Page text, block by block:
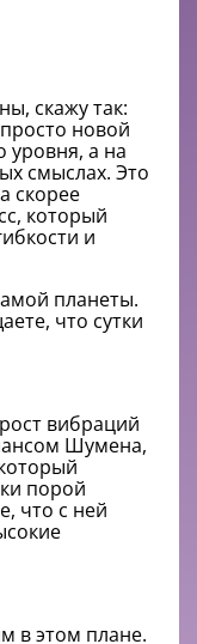
скажу так:
новой
уровня, а на
смыслах. Это
скорее
который
и
планеты.
что сутки
вибраций
Шумена,
порой
что с ней
в этом плане.